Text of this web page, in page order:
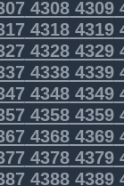
43084309
43184319
43284329
43384339
43484349
43584359
43684369
43784379
43884389